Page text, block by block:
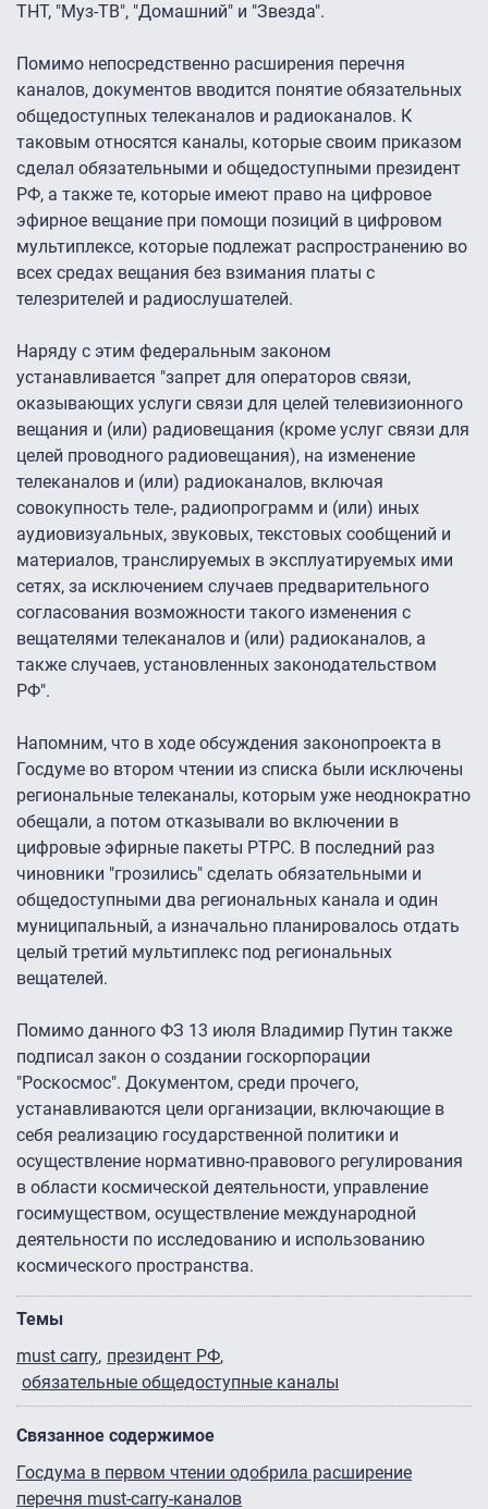
ТНТ, "Муз-ТВ", "Домашний" и "Звезда".
Помимо непосредственно расширения перечня
каналов, документов вводится понятие обязательных
общедоступных телеканалов и радиоканалов. К
таковым относятся каналы, которые своим приказом
сделал обязательными и общедоступными президент
РФ, а также те, которые имеют право на цифровое
эфирное вещание при помощи позиций в цифровом
мультиплексе, которые подлежат распространению во
всех средах вещания без взимания платы с
телезрителей и радиослушателей.
Наряду с этим федеральным законом
устанавливается "запрет для операторов связи,
оказывающих услуги связи для целей телевизионного
вещания и (или) радиовещания (кроме услуг связи для
целей проводного радиовещания), на изменение
телеканалов и (или) радиоканалов, включая
совокупность теле-, радиопрограмм и (или) иных
аудиовизуальных, звуковых, текстовых сообщений и
материалов, транслируемых в эксплуатируемых ими
сетях, за исключением случаев предварительного
согласования возможности такого изменения с
вещателями телеканалов и (или) радиоканалов, а
также случаев, установленных законодательством
РФ".
Напомним, что в ходе обсуждения законопроекта в
Госдуме во втором чтении из списка были исключены
региональные телеканалы, которым уже неоднократно
обещали, а потом отказывали во включении в
цифровые эфирные пакеты РТРС. В последний раз
чиновники "грозились" сделать обязательными и
общедоступными два региональных канала и один
муниципальный, а изначально планировалось отдать
целый третий мультиплекс под региональных
вещателей.
Помимо данного ФЗ 13 июля Владимир Путин также
подписал закон о создании госкорпорации
"Роскосмос". Документом, среди прочего,
устанавливаются цели организации, включающие в
себя реализацию государственной политики и
осуществление нормативно-правового регулирования
в области космической деятельности, управление
госимуществом, осуществление международной
деятельности по исследованию и использованию
космического пространства.
Темы
must carry президент РФ
обязательные общедоступные каналы
Связанное содержимое
Госдума в первом чтении одобрила расширение
перечня must-carry-каналов